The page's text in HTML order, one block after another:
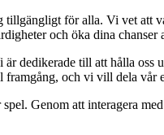
för alla. Vi vet att
och öka dina chanser
dedikerade till att hålla
och vi vill dela vår
Genom att interagera